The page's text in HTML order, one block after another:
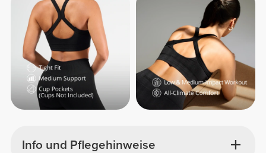
Info und Pflegehinweise